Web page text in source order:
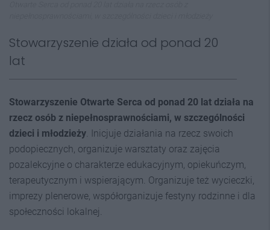
Stowarzyszenie działa od ponad 20
lat
Stowarzyszenie Otwarte Serca od ponad 20 lat działa na
rzecz osób z niepełnosprawnościami, w szczególności
dzieci i młodzieży . Inicjuje działania na rzecz swoich
podopiecznych, organizuje warsztaty oraz zajęcia
pozalekcyjne o charakterze edukacyjnym, opiekuńczym,
terapeutycznym i wspierającym. Organizuje też wycieczki,
imprezy plenerowe, współorganizuje festyny rodzinne i dla
społeczności lokalnej.